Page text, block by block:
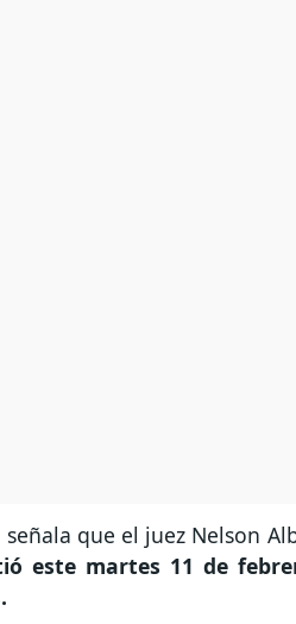
que el juez Nelson
este martes 11 de